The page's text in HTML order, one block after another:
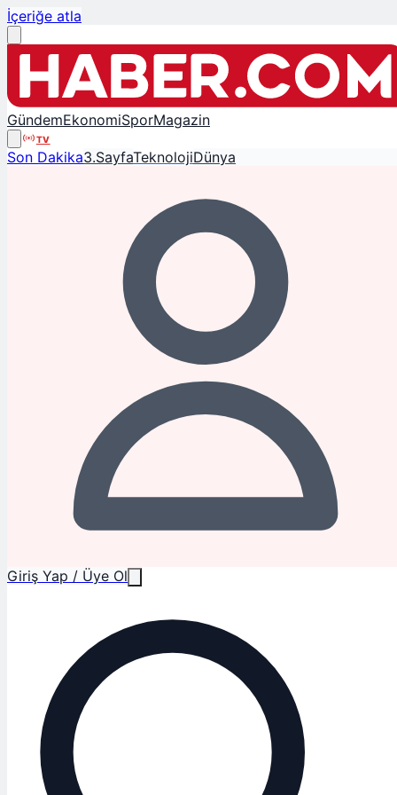
İçeriğe atla
GündemEkonomiSporMagazin
TV
Son Dakika3.SayfaTeknolojiDünya
Giriş Yap / Üye Ol